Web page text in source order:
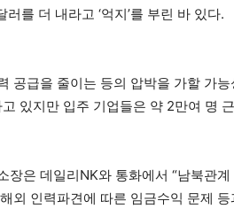
를 더 내라고 ‘억지’를 부린 바 있다.
공급을 줄이는 등의 압박을 가할 가
있지만 입주 기업들은 약 2만여 명
장은 데일리NK와 통화에서 “남북관
외 인력파견에 따른 임금수익 문제